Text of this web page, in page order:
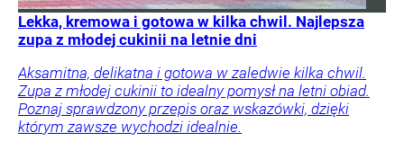
Lekka, kremowa i gotowa w kilka chwil. Najlepsza
zupa z młodej cukinii na letnie dni
Aksamitna, delikatna i gotowa w zaledwie kilka chwil.
Zupa z młodej cukinii to idealny pomysł na letni obiad.
Poznaj sprawdzony przepis oraz wskazówki, dzięki
którym zawsze wychodzi idealnie.